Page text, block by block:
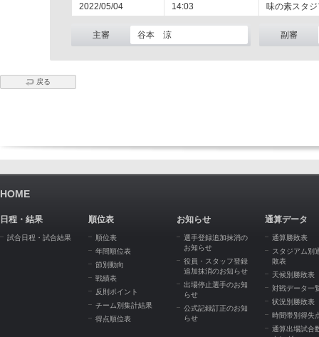
2022/05/04
14:03 味の素スタ
主審 谷本 涼 副審
戻る
HOME
日程・結果
試合日程・試合結果
順位表
順位表
年間順位表
節別動向
戦績表
反則ポイント
チーム別集計結果
得点順位表
お知らせ
選手登録追加抹消の
お知らせ
役員・スタッフ登録
追加抹消のお知らせ
出場停止選手のお知
らせ
公式記録訂正のお知
らせ
通算データ
通算勝敗表
スタジアム別
敗表
天候別勝敗表
対戦データ一
状況別勝敗表
時間帯別得失
通算出場試合